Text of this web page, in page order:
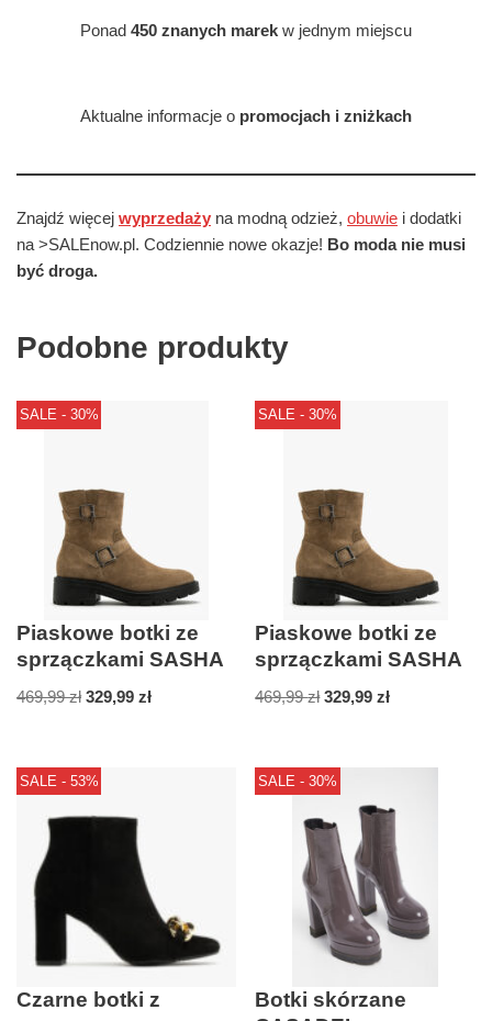
Ponad 450 znanych marek w jednym miejscu
Aktualne informacje o promocjach i zniżkach
Znajdź więcej wyprzedaży na modną odzież, obuwie i dodatki
na >SALEnow.pl. Codziennie nowe okazje! Bo moda nie musi
być droga.
Podobne produkty
SALE - 30%
Piaskowe botki ze
sprzączkami SASHA
469,99zł 329,99 zł
SALE - 30%
Piaskowe botki ze
sprzączkami SASHA
469,99zł 329,99zł
SALE - 53%
Czarne botki z
SALE - 30%
Botki skórzane